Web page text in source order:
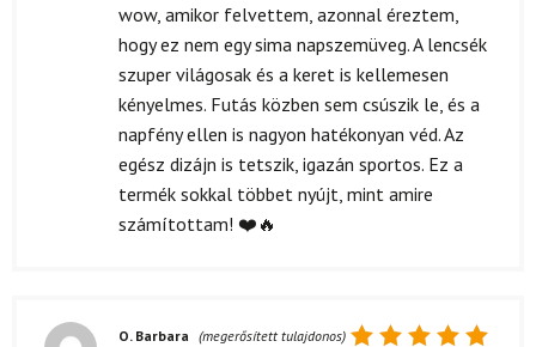
wow, amikor felvettem, azonnal éreztem,
hogy ez nem egy sima napszemüveg. A lencsék
szuper világosak és a keret is kellemesen
kényelmes. Futás közben sem csúszik le, és a
napfény ellen is nagyon hatékonyan véd. Az
egész dizájn is tetszik, igazán sportos. Ez a
termék sokkal többet nyújt, mint amire
számítottam! ❤️🔥
O. Barbara (megerősített tulajdonos)